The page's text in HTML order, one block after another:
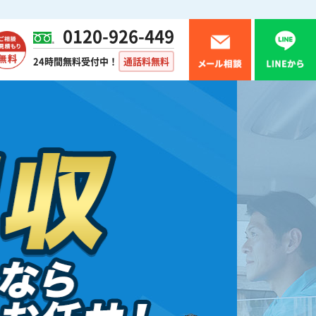
0120-926-449
24時間無料受付中！ 通話料無料